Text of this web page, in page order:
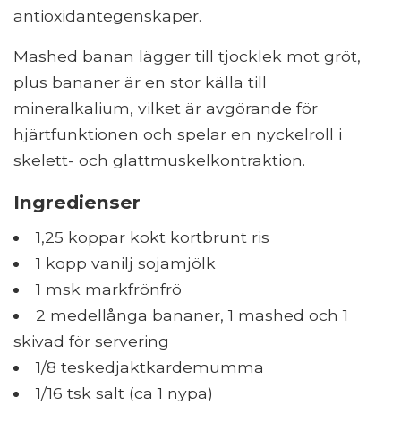
antioxidantegenskaper.
Mashed banan lägger till tjocklek mot gröt,
plus bananer är en stor källa till
mineralkalium, vilket är avgörande för
hjärtfunktionen och spelar en nyckelroll i
skelett- och glattmuskelkontraktion.
Ingredienser
1,25 koppar kokt kortbrunt ris
1 kopp vanilj sojamjölk
1 msk markfrönfrö
2 medellånga bananer, 1 mashed och 1
skivad för servering
1/8 teskedjaktkardemumma
1/16 tsk salt (ca 1 nypa)